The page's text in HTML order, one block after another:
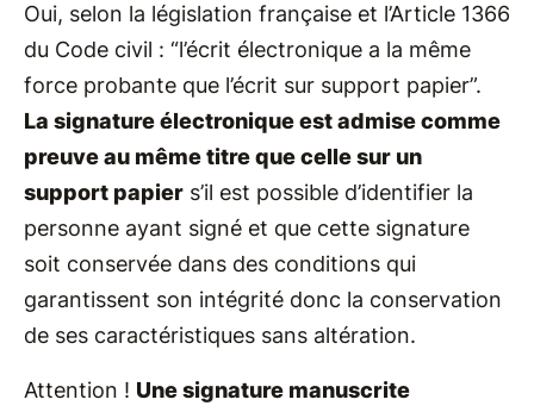
Oui, selon la législation française et l’Article 1366
du Code civil : “l’écrit électronique a la même
force probante que l’écrit sur support papier”.
La signature électronique est admise comme
preuve au même titre que celle sur un
support papier s’il est possible d’identifier la
personne ayant signé et que cette signature
soit conservée dans des conditions qui
garantissent son intégrité donc la conservation
de ses caractéristiques sans altération.
Attention ! Une signature manuscrite